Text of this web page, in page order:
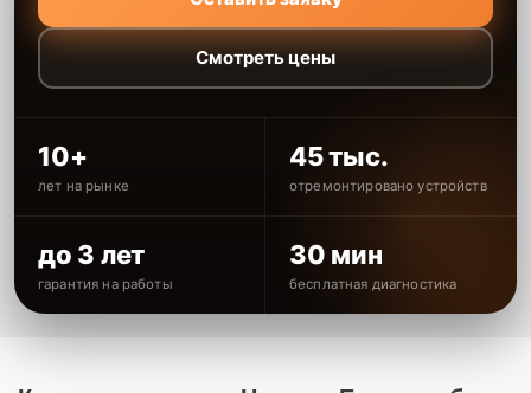
Смотреть цены
10+
лет на рынке
45 тыс.
отремонтировано устройств
до 3 лет
гарантия на работы
30 мин
бесплатная диагностика